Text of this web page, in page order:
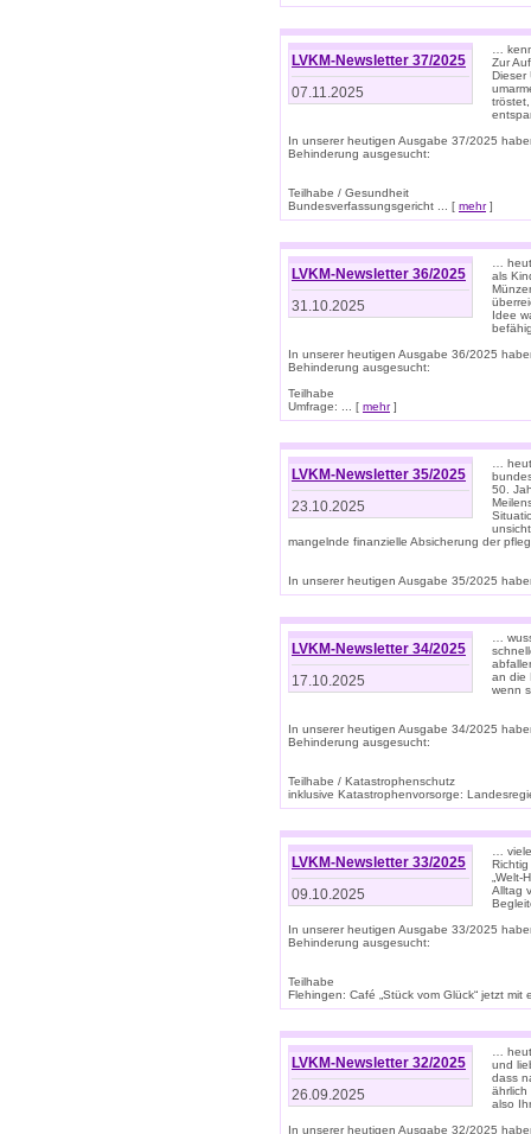
LVKM-Newsletter 37/2025
07.11.2025
…
Zur
Dieser
In unserer heutigen Ausgabe 37/2025
Behinderung ausgesucht:
Teilhabe / Gesundheit
Bundesverfassungsgericht ... [ mehr]
LVKM-Newsletter 36/2025
31.10.2025
…
als
Idee
In unserer heutigen Ausgabe 36/2025
Behinderung ausgesucht:
Teilhabe
Umfrage: ... [ mehr]
LVKM-Newsletter 35/2025
23.10.2025
…
50.
mangelnde finanzielle Absicherung der
In unserer heutigen Ausgabe 35/2025
LVKM-Newsletter 34/2025
17.10.2025
…
an die
wenn
In unserer heutigen Ausgabe 34/2025
Behinderung ausgesucht:
Teilhabe / Katastrophenschutz
inklusive Katastrophenvorsorge:
LVKM-Newsletter 33/2025
09.10.2025
…
Alltag
In unserer heutigen Ausgabe 33/2025
Behinderung ausgesucht:
Teilhabe
Flehingen: Café „Stück vom Glück“ jetzt mit
LVKM-Newsletter 32/2025
26.09.2025
…
und
dass
ährlich
also
In unserer heutigen Ausgabe 32/2025